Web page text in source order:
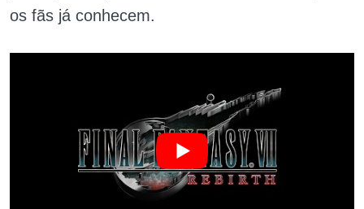
os fãs já conhecem.